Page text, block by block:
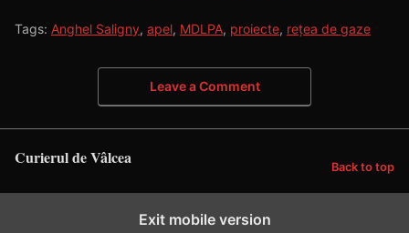
Tags: Anghel Saligny, apel, MDLPA, proiecte, rețea de gaze
Leave a Comment
Curierul de Vâlcea Back to top
Exit mobile version